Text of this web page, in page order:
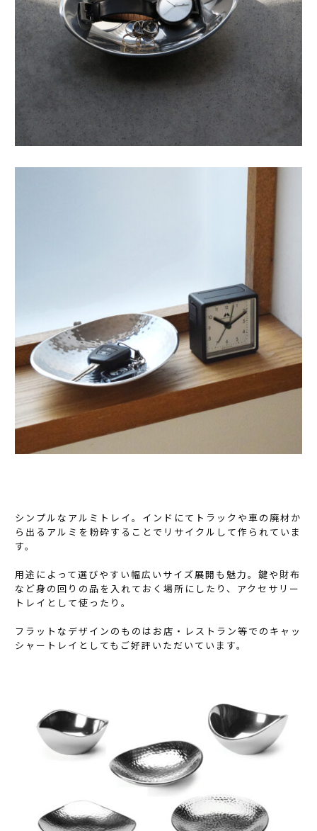
シンプルなアルミトレイ。インドにてトラックや車の廃材か
ら出るアルミを粉砕することでリサイクルして作られていま
す。
用途によって選びやすい幅広いサイズ展開も魅力。鍵や財布
など身の回りの品を入れておく場所にしたり、アクセサリー
トレイとして使ったり。
フラットなデザインのものはお店・レストラン等でのキャッ
シャートレイとしてもご好評いただいています。